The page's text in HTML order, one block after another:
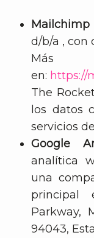
Mailchimp
d/b/a , con
en: https://
The
los datos
servicios
Google
analítica
una
principal
Parkway,
94043,